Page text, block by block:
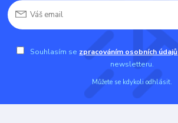
Souhlasím se zpracováním osobních údajů
newsletteru.
Můžete se kdykoli odhlásit.